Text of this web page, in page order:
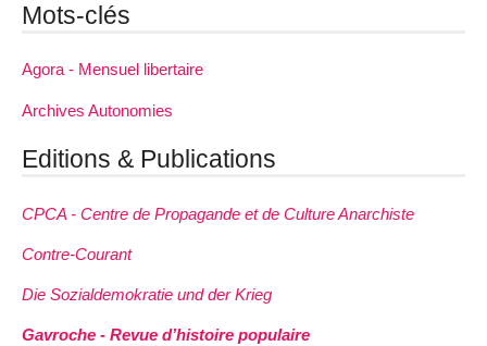
Mots-clés
Agora - Mensuel libertaire
Archives Autonomies
Editions & Publications
CPCA - Centre de Propagande et de Culture Anarchiste
Contre-Courant
Die Sozialdemokratie und der Krieg
Gavroche - Revue d’histoire populaire